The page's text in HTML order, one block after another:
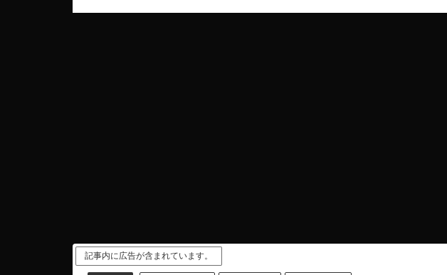
記事内に広告が含まれています。